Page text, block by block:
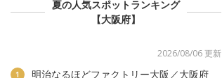
夏の人気スポットランキング
【大阪府】
2026/08/06 更新
1 明治なるほどファクトリー大阪／大阪府